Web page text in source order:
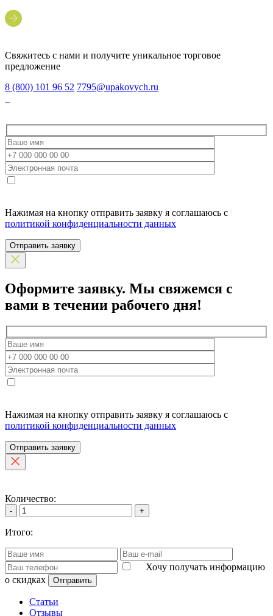
Свяжитесь с нами и получите уникальное торговое
предложение
8 (800) 101 96 52 7795@upakovych.ru
Нажимая на кнопку отправить заявку я соглашаюсь с
политикой конфиденциальности данных
Отправить заявку
Оформите заявку. Мы свяжемся с
вами в течении рабочего дня!
Нажимая на кнопку отправить заявку я соглашаюсь с
политикой конфиденциальности данных
Отправить заявку
Количество:
- +
Итого:
Хочу получать информацию
о скидках
Отправить
Статьи
Отзывы